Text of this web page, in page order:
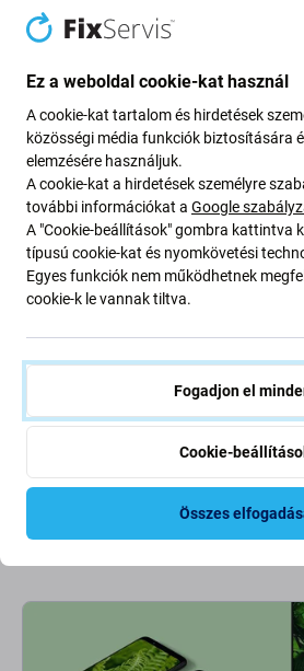
Wylie
Wylie - Hővezető Pad
LCD Képernyő Védelmére
(5db)
2 400 Ft
RENDELÉSRE
1 - 7 a(z) 7
Ez a weboldal cookie-kat használ
A cookie-kat tartalom és hirdetések
közösségi média funkciók biztosítására
elemzésére használjuk.
A cookie-kat a hirdetések személyre
további információkat a Google
A "Cookie-beállítások" gombra kattintva
típusú cookie-kat és nyomkövetési
Egyes funkciók nem működhetnek
cookie-k le vannak tiltva.
Fogadjon el
Cookie-
Összes